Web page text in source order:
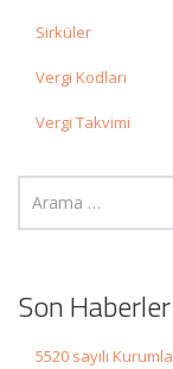
Sirküler
Vergi Kodları
Vergi Takvimi
Son Haberler
5520 sayılı